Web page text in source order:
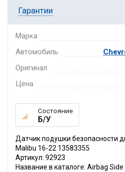
Гарантии
Марка
Автомобиль
Оригинал
Цена
Состояние
Б/У
Датчик подушки безопасности
Malibu 16-22 13583355
Артикул: 92923
Название в каталоге: Airbag